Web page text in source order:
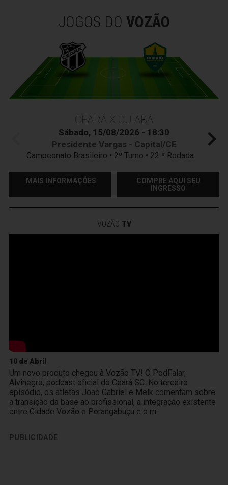
JOGOS DO VOZÃO
CEARÁ X CUIABÁ
Sábado, 15/08/2026 - 18:30
Presidente Vargas - Capital/CE
Campeonato Brasileiro • 2º Turno • 22 ª Rodada
MAIS INFORMAÇÕES
COMPRE AQUI SEU
INGRESSO
VOZÃO TV
10 de Abril
Um novo produto chegou à Vozão TV! O PodFalar,
Alvinegro, podcast oficial do Ceará SC. No terceiro
episódio, os atletas João Gabriel e Melk comentam sobre
a transição da base ao profissional, a integração existente
entre Cidade Vozão e Porangabuçu e o m
PUBLICIDADE